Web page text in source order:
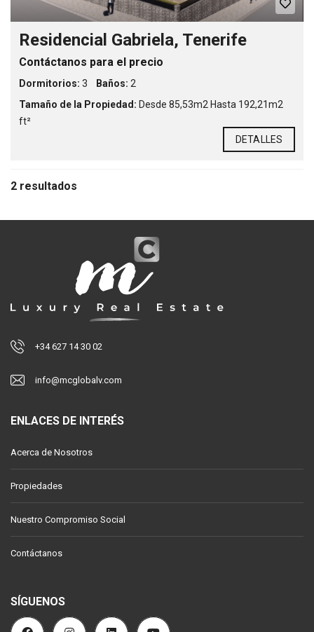
Residencial Gabriela, Tenerife
Contáctanos para el precio
Dormitorios: 3 Baños: 2
Tamaño de la Propiedad: Desde 85,53m2 Hasta 192,21m2
ft²
DETALLES
2 resultados
+34 627 14 30 02
info@mcglobalv.com
ENLACES DE INTERÉS
Acerca de Nosotros
Propiedades
Nuestro Compromiso Social
Contáctanos
SÍGUENOS